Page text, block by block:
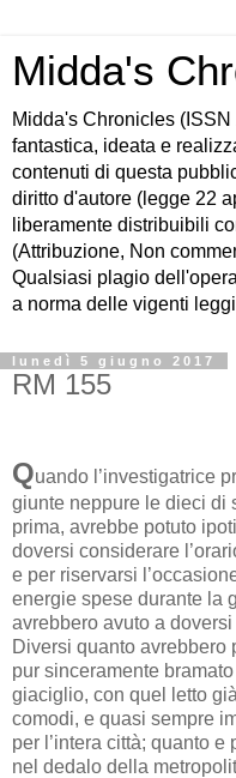
Midda's
Midda's Chronicles
fantastica, ideata e
contenuti di questa
diritto d'autore (legge 22
liberamente distribuibili
(Attribuzione, Non
Qualsiasi plagio
a norma delle vigenti
lunedì 5 giugno 2017
RM 155
Quando l’investigatrice
giunte neppure le dieci di
prima, avrebbe potuto
doversi considerare
e per riservarsi
energie spese durante la
avrebbero avuto a
Diversi quanto avrebbero
pur sinceramente
giaciglio, con quel letto
comodi, e quasi sempre
per l’intera città; quanto e
nel dedalo della